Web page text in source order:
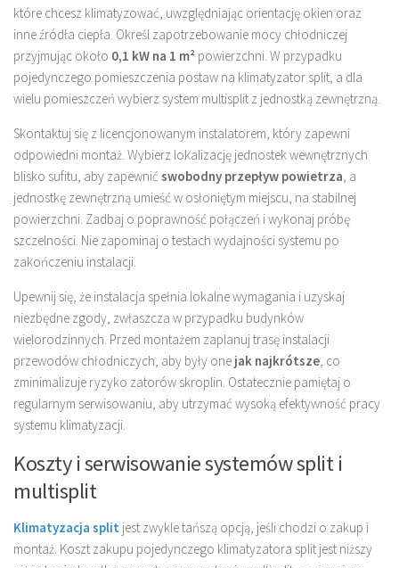
które chcesz klimatyzować, uwzględniając orientację okien oraz
inne źródła ciepła. Określ zapotrzebowanie mocy chłodniczej
przyjmując około 0,1 kW na 1 m² powierzchni. W przypadku
pojedynczego pomieszczenia postaw na klimatyzator split, a dla
wielu pomieszczeń wybierz system multisplit z jednostką zewnętrzną.
Skontaktuj się z licencjonowanym instalatorem, który zapewni
odpowiedni montaż. Wybierz lokalizację jednostek wewnętrznych
blisko sufitu, aby zapewnić swobodny przepływ powietrza, a
jednostkę zewnętrzną umieść w osłoniętym miejscu, na stabilnej
powierzchni. Zadbaj o poprawność połączeń i wykonaj próbę
szczelności. Nie zapominaj o testach wydajności systemu po
zakończeniu instalacji.
Upewnij się, że instalacja spełnia lokalne wymagania i uzyskaj
niezbędne zgody, zwłaszcza w przypadku budynków
wielorodzinnych. Przed montażem zaplanuj trasę instalacji
przewodów chłodniczych, aby były one jak najkrótsze, co
zminimalizuje ryzyko zatorów skroplin. Ostatecznie pamiętaj o
regularnym serwisowaniu, aby utrzymać wysoką efektywność pracy
systemu klimatyzacji.
Koszty i serwisowanie systemów split i
multisplit
Klimatyzacja split jest zwykle tańszą opcją, jeśli chodzi o zakup i
montaż. Koszt zakupu pojedynczego klimatyzatora split jest niższy